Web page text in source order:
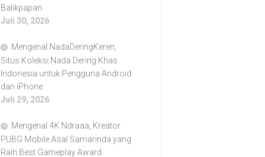
Balikpapan
Juli 30, 2026
Mengenal NadaDeringKeren,
Situs Koleksi Nada Dering Khas
Indonesia untuk Pengguna Android
dan iPhone
Juli 29, 2026
Mengenal 4K Ndraaa, Kreator
PUBG Mobile Asal Samarinda yang
Raih Best Gameplay Award